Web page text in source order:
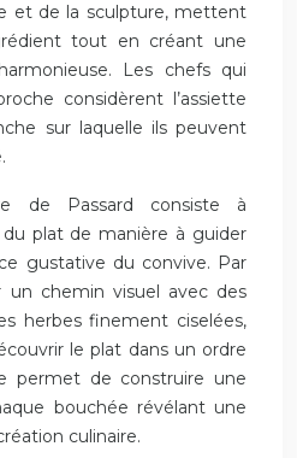
et de la sculpture, mettent
tout en créant une
Les chefs qui
considèrent l’assiette
sur laquelle ils peuvent
de Passard consiste à
plat de manière à guider
gustative du convive. Par
un chemin visuel avec des
herbes finement ciselées,
le plat dans un ordre
permet de construire une
bouchée révélant une
culinaire.